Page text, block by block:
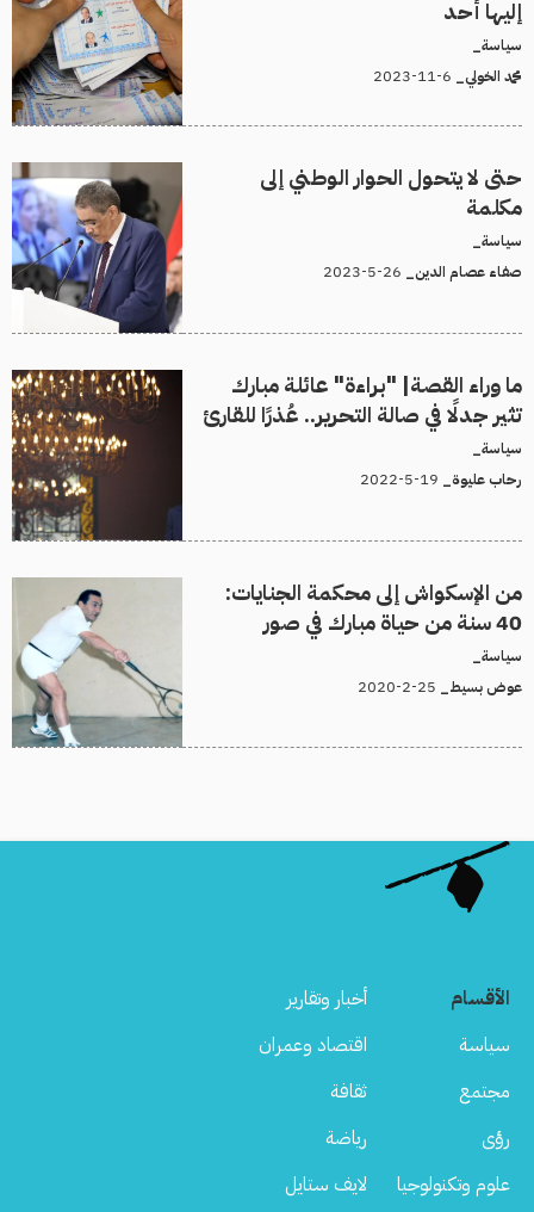
إليها أحد
سياسة_
محمد الخولي_
حتى لا يتحول الحوار الوطني إلى
مكلمة
سياسة_
صفاء عصام الدين_
ما وراء القصة| "براءة" عائلة مبارك
تثير جدلًا في صالة التحرير.. عُذرًا للقارئ
سياسة_
رحاب عليوة_
من اﻹسكواش إلى محكمة الجنايات:
40 سنة من حياة مبارك في صور
سياسة_
عوض بسيط_
الأقسام
أخبار وتقارير
سياسة
اقتصاد وعمران
مجتمع
ثقافة
رؤى
رياضة
علوم وتكنولوجيا
لايف ستايل